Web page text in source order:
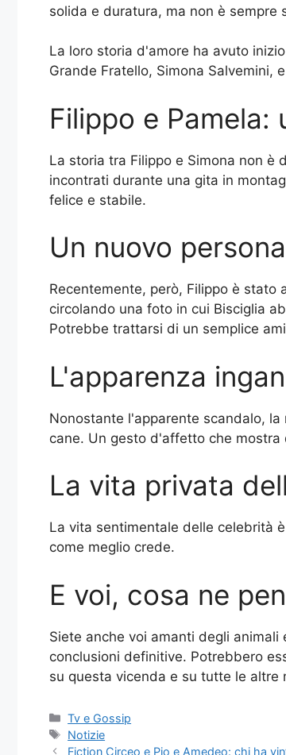
solida e duratura, ma non è sempre
La loro storia d'amore ha avuto
Grande Fratello, Simona Salvemini,
Filippo e Pamela:
La storia tra Filippo e Simona non è
incontrati durante una gita in
felice e stabile.
Un nuovo
Recentemente, però, Filippo è
circolando una foto in cui Bisciglia
Potrebbe trattarsi di un semplice
L'apparenza
Nonostante l'apparente scandalo,
cane. Un gesto d'affetto che mostra
La vita privata
La vita sentimentale delle celebrità
come meglio crede.
E voi, cosa ne
Siete anche voi amanti degli
conclusioni definitive. Potrebbero
su questa vicenda e su tutte le altre
Categorie
Tv e Gossip
Tag
Notizie
Fiction Circeo e Pio e Amedeo: chi ha